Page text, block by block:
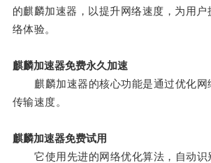
的麒麟加速器，以提升网络速度，为用户
络体验。
麒麟加速器免费永久加速
麒麟加速器的核心功能是通过优化网
传输速度。
麒麟加速器免费试用
它使用先进的网络优化算法，自动识